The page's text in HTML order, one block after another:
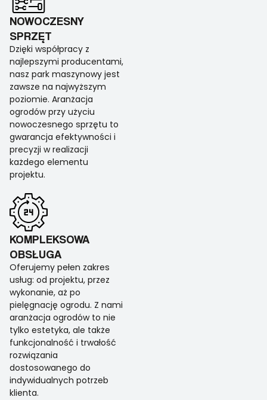
NOWOCZESNY
SPRZĘT
Dzięki współpracy z
najlepszymi producentami,
nasz park maszynowy jest
zawsze na najwyższym
poziomie. Aranżacja
ogrodów przy użyciu
nowoczesnego sprzętu to
gwarancja efektywności i
precyzji w realizacji
każdego elementu
projektu.
KOMPLEKSOWA
OBSŁUGA
Oferujemy pełen zakres
usług: od projektu, przez
wykonanie, aż po
pielęgnację ogrodu. Z nami
aranżacja ogrodów to nie
tylko estetyka, ale także
funkcjonalność i trwałość
rozwiązania
dostosowanego do
indywidualnych potrzeb
klienta.